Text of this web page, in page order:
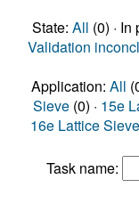
State: All (0) · In
Validation
Application: All
Sieve (0) · 15e
16e Lattice
Task name: